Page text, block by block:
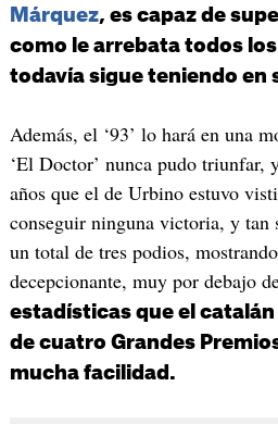
Márquez, es capaz de
como le arrebata todos
todavía sigue teniendo en
Además, el ‘93’ lo hará en una
‘El Doctor’ nunca pudo triunfar,
años que el de Urbino estuvo
conseguir ninguna victoria, y tan
un total de tres podios,
decepcionante, muy por debajo
estadísticas que el
de cuatro Grandes
mucha facilidad.